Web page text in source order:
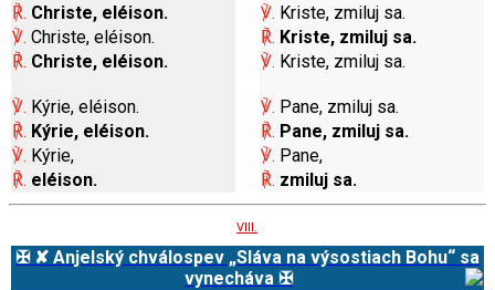
℟. Christe, eléison.
℣. Christe, eléison.
℟. Christe, eléison.
℣. Kýrie, eléison.
℟. Kýrie, eléison.
℣. Kýrie,
℟. eléison.
℣. Kriste, zmiluj sa.
℟. Kriste, zmiluj sa.
℣. Kriste, zmiluj sa.
℣. Pane, zmiluj sa.
℟. Pane, zmiluj sa.
℣. Pane,
℟. zmiluj sa.
VIII.
✠ ✘ Anjelský chválospev „Sláva na výsostiach Bohu“ sa
vynecháva ✠